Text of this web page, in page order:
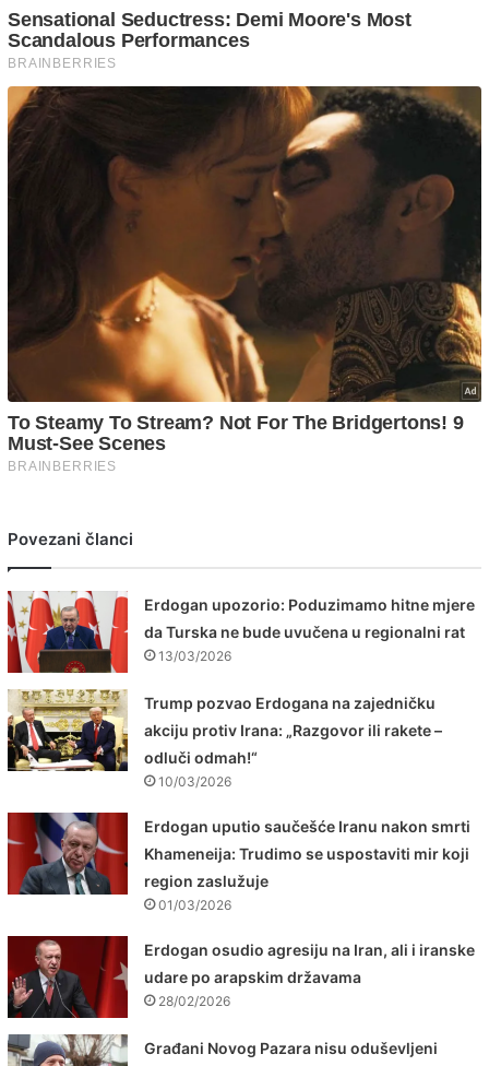
Povezani članci
Erdogan upozorio: Poduzimamo hitne mjere
da Turska ne bude uvučena u regionalni rat
13/03/2026
Trump pozvao Erdogana na zajedničku
akciju protiv Irana: „Razgovor ili rakete –
odluči odmah!“
10/03/2026
Erdogan uputio saučešće Iranu nakon smrti
Khameneija: Trudimo se uspostaviti mir koji
region zaslužuje
01/03/2026
Erdogan osudio agresiju na Iran, ali i iranske
udare po arapskim državama
28/02/2026
Građani Novog Pazara nisu oduševljeni